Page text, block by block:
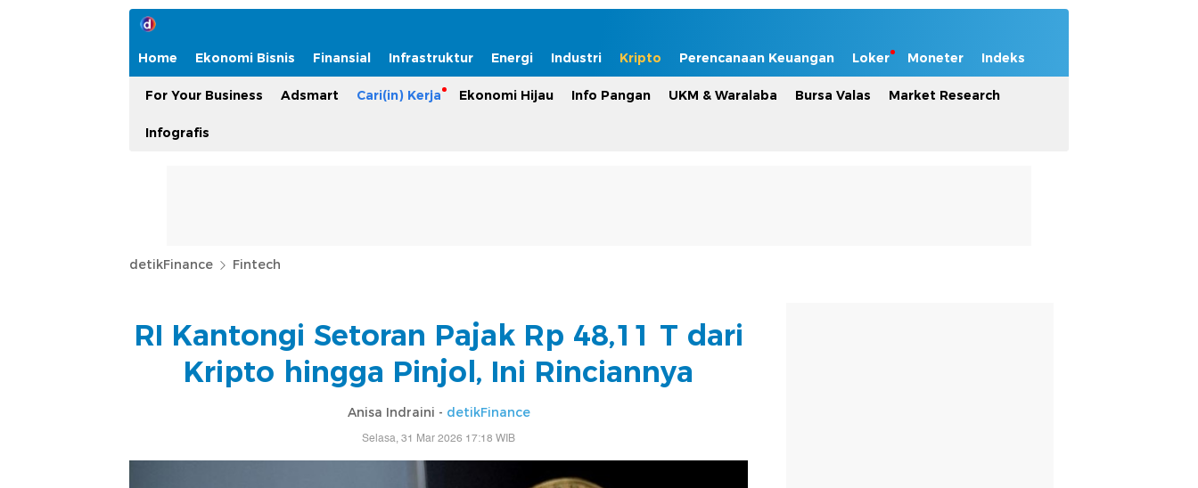
Home Ekonomi Bisnis Finansial Infrastruktur Energi Industri Kripto Perencanaan Keuangan Loker Moneter Indeks
For Your Business Adsmart Cari(in) Kerja Ekonomi Hijau Info Pangan UKM & Waralaba Bursa Valas Market Research
Infografis
detikFinance Fintech
RI Kantongi Setoran Pajak Rp 48,11 T dari
Kripto hingga Pinjol, Ini Rinciannya
Anisa Indraini - detikFinance
Selasa, 31 Mar 2026 17:18 WIB